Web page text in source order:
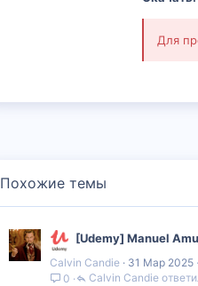
Для
Похожие темы
[Udemy] Manuel
Calvin Candie 31 Мар 2025
0
Calvin Candie